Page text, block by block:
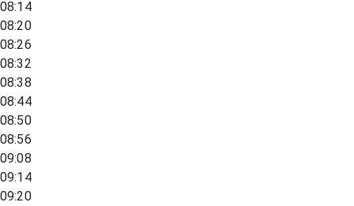
08:14
08:20
08:26
08:32
08:38
08:44
08:50
08:56
09:08
09:14
09:20